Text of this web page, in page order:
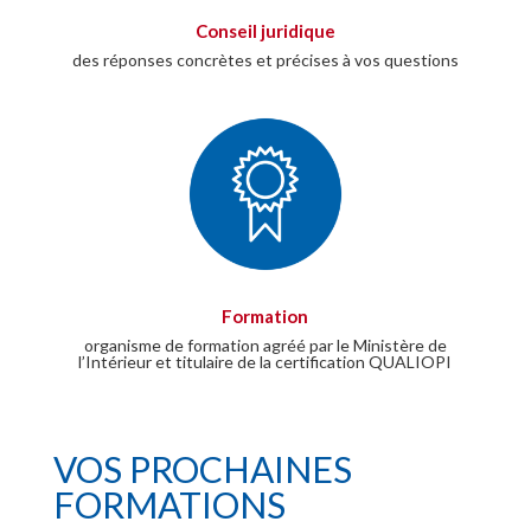
Conseil juridique
des réponses concrètes et précises à vos questions
Formation
organisme de formation agréé par le Ministère de
l’Intérieur et titulaire de la certification QUALIOPI
VOS PROCHAINES
FORMATIONS